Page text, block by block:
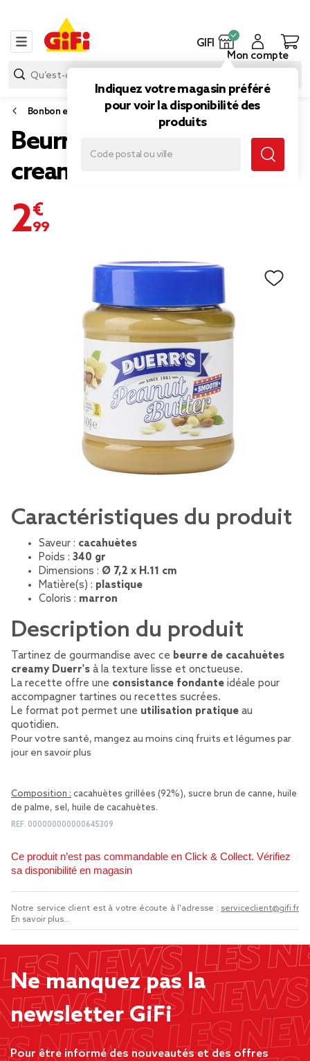
GIFI
Indiquez votre magasin préféré
pour voir la disponibilité des
produits
Mon compte
Bonbon et gourmandise
Beurre de cacahuètes
creamy Duerr's 340gr
2,99 €
Caractéristiques du produit
Saveur : cacahuètes
Poids : 340 gr
Dimensions : Ø 7,2 x H.11 cm
Matière(s) : plastique
Coloris : marron
Description du produit
Tartinez de gourmandise avec ce beurre de cacahuètes
creamy Duerr's à la texture lisse et onctueuse.
La recette offre une consistance fondante idéale pour
accompagner tartines ou recettes sucrées.
Le format pot permet une utilisation pratique au
quotidien.
Pour votre santé, mangez au moins cinq fruits et légumes par
jour en savoir plus
Composition : cacahuètes grillées (92%), sucre brun de canne, huile
de palme, sel, huile de cacahuètes.
REF. 000000000000645309
Ce produit n’est pas commandable en Click & Collect. Vérifiez
sa disponibilité en magasin
Notre service client est à votre écoute à l'adresse : serviceclient@gifi.fr
En savoir plus...
Ne manquez pas la
newsletter GiFi
Pour être informé des nouveautés et des offres